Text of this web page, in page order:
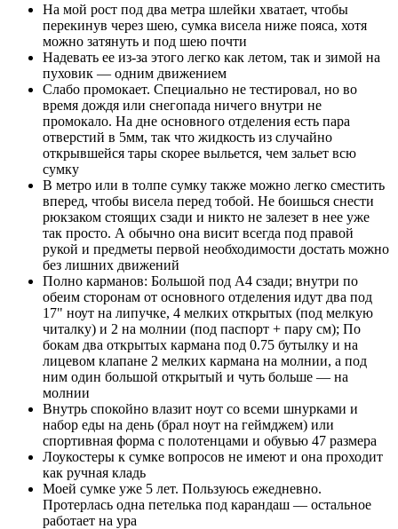
На мой рост под два метра шлейки хватает, чтобы
перекинув через шею, сумка висела ниже пояса, хотя
можно затянуть и под шею почти
Надевать ее из-за этого легко как летом, так и зимой на
пуховик — одним движением
Слабо промокает. Специально не тестировал, но во
время дождя или снегопада ничего внутри не
промокало. На дне основного отделения есть пара
отверстий в 5мм, так что жидкость из случайно
открывшейся тары скорее выльется, чем зальет всю
сумку
В метро или в толпе сумку также можно легко сместить
вперед, чтобы висела перед тобой. Не боишься снести
рюкзаком стоящих сзади и никто не залезет в нее уже
так просто. А обычно она висит всегда под правой
рукой и предметы первой необходимости достать можно
без лишних движений
Полно карманов: Большой под А4 сзади; внутри по
обеим сторонам от основного отделения идут два под
17" ноут на липучке, 4 мелких открытых (под мелкую
читалку) и 2 на молнии (под паспорт + пару см); По
бокам два открытых кармана под 0.75 бутылку и на
лицевом клапане 2 мелких кармана на молнии, а под
ним один большой открытый и чуть больше — на
молнии
Внутрь спокойно влазит ноут со всеми шнурками и
набор еды на день (брал ноут на геймджем) или
спортивная форма с полотенцами и обувью 47 размера
Лоукостеры к сумке вопросов не имеют и она проходит
как ручная кладь
Моей сумке уже 5 лет. Пользуюсь ежедневно.
Протерлась одна петелька под карандаш — остальное
работает на ура